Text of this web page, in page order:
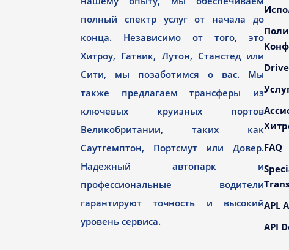
полный спектр услуг от начала до
конца. Независимо от того, это
Хитроу, Гатвик, Лутон, Станстед или
Сити, мы позаботимся о вас. Мы
также предлагаем трансферы из
ключевых круизных портов
Великобритании, таких как
Саутгемптон, Портсмут или Довер.
Надежный автопарк и
профессиональные водители
гарантируют точность и высокий
уровень сервиса.
FAQ
APL
API